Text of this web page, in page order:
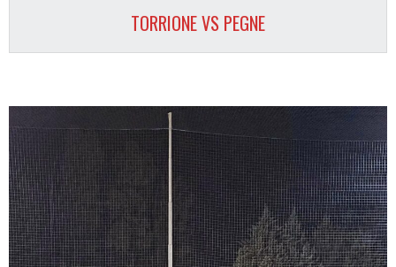
TORRIONE VS PEGNE